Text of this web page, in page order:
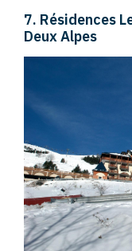
7. Résidences
Deux Alpes